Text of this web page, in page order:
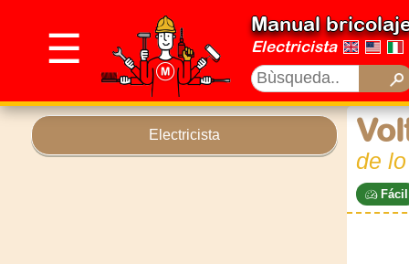
☰
Manual
Electricista
Electricista
de
Fácil